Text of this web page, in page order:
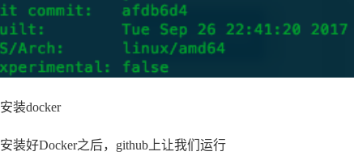
安装docker
安装好Docker之后，github上让我们运行